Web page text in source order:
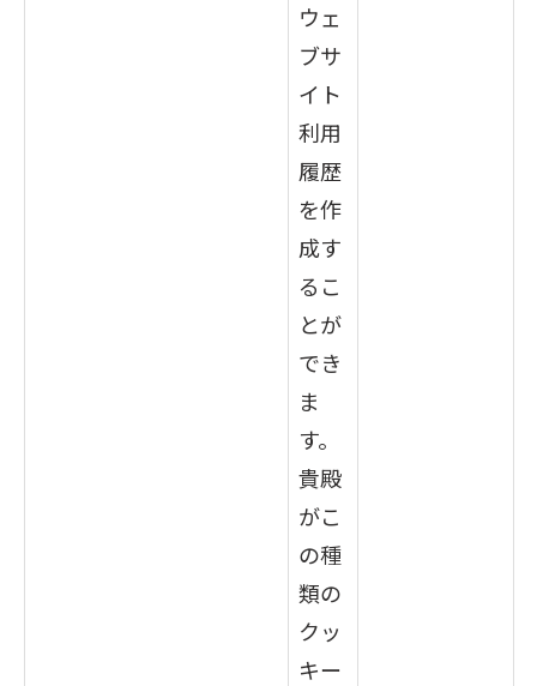
ウェ
ブサ
イト
利用
履歴
を作
成す
るこ
とが
でき
ま
す。
貴殿
がこ
の種
類の
クッ
キー